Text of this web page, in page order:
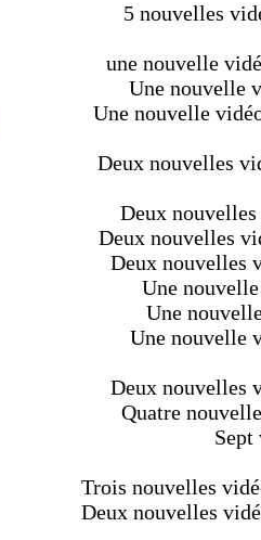
5 nouvelles
une nouvelle
Une nouvelle
Une nouvelle
Deux nouvelles
Deux
Deux nouvelles
Deux nouvelles
Une
Une
Une nouvelle
Deux nouvelles
Quatre
Sept
Trois nouvelles
Deux nouvelles